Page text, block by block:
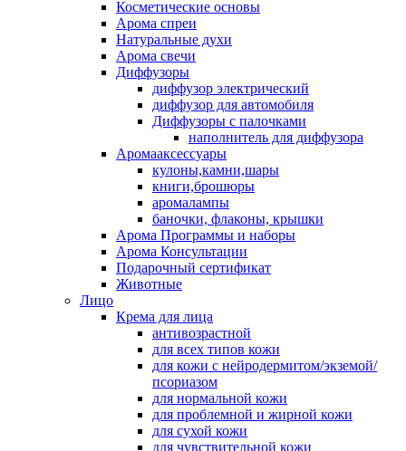
Косметические основы
Арома спреи
Натуральные духи
Арома свечи
Диффузоры
диффузор электрический
диффузор для автомобиля
Диффузоры с палочками
наполнитель для диффузора
Аромааксессуары
кулоны,камни,шары
книги,брошюры
аромалампы
баночки, флаконы, крышки
Арома Программы и наборы
Арома Консультации
Подарочный сертификат
Животные
Лицо
Крема для лица
антивозрастной
для всех типов кожи
для кожи с нейродермитом/экземой/
псориазом
для нормальной кожи
для проблемной и жирной кожи
для сухой кожи
для чувствительной кожи